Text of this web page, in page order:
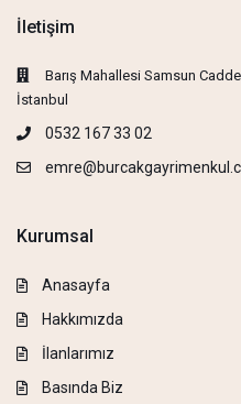
İletişim
Barış Mahallesi Samsun
İstanbul
0532 167 33 02
Kurumsal
Anasayfa
Hakkımızda
İlanlarımız
Basında Biz